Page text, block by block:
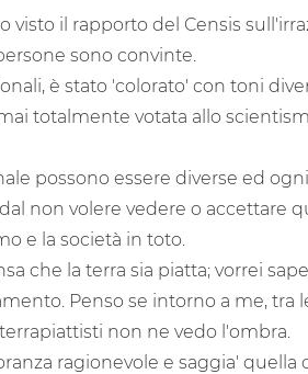
il rapporto del Censis
sono convinte.
è stato 'colorato' con toni
totalmente votata allo
possono essere diverse ed
non volere vedere o accettare
e la società in toto.
che la terra sia piatta; vorrei
Penso se intorno a me, tra
non ne vedo l'ombra.
ragionevole e saggia'